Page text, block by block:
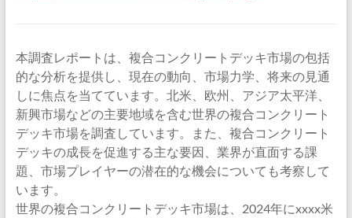
本調査レポートは、複合コンクリートデッキ市場の包括
的な分析を提供し、現在の動向、市場力学、将来の見通
しに焦点を当てています。北米、欧州、アジア太平洋、
新興市場などの主要地域を含む世界の複合コンクリート
デッキ市場を調査しています。また、複合コンクリート
デッキの成長を促進する主な要因、業界が直面する課
題、市場プレイヤーの潜在的な機会についても考察して
います。
世界の複合コンクリートデッキ市場は、2024年にxxxx米